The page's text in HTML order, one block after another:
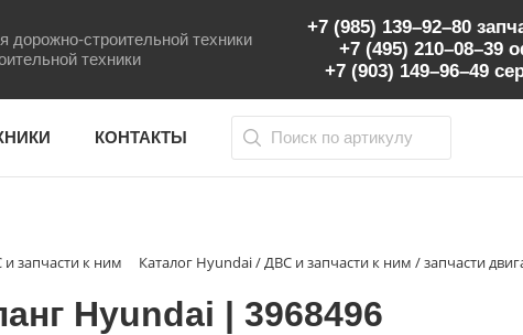
дорожно-строительной техники
техники
+7 (985) 139–92–80
+7 (495) 210–08–39
+7 (903) 149–96–49
КОНТАКТЫ
запчасти к ним Каталог Hyundai / ДВС и запчасти к ним / запчасти
Hyundai | 3968496